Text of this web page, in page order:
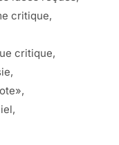
critique,
critique,